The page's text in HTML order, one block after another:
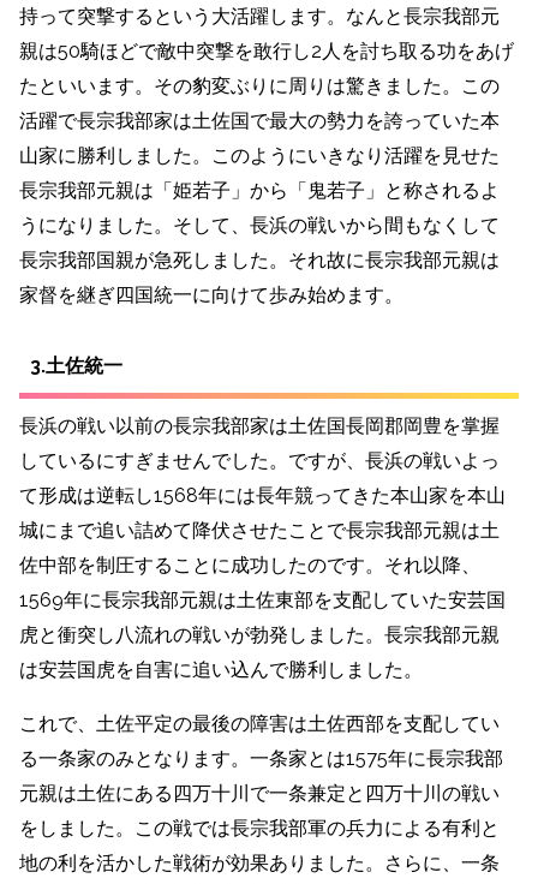
持って突撃するという大活躍します。 なんと長宗我部元
親は50騎ほどで敵中突撃を敢行し2人を討ち取る功をあげ
たといいます。その豹変ぶりに周りは驚きました。この
活躍で長宗我部家は土佐国で最大の勢力を誇っていた本
山家に勝利しました。このようにいきなり活躍を見せた
長宗我部元親は「姫若子」から「鬼若子」と称されるよ
うになりました。そして、長浜の戦いから間もなくして
長宗我部国親が急死しました。それ故に長宗我部元親は
家督を継ぎ四国統一に向けて歩み始めます。
3.土佐統一
長浜の戦い以前の長宗我部家は土佐国長岡郡岡豊を掌握
しているにすぎませんでした。ですが、長浜の戦いよっ
て形成は逆転し1568年には長年競ってきた本山家を本山
城にまで追い詰めて降伏させたことで長宗我部元親は土
佐中部を制圧することに成功したのです。 それ以降、
1569年に長宗我部元親は土佐東部を支配していた安芸国
虎と衝突し八流れの戦いが勃発しました。長宗我部元親
は安芸国虎を自害に追い込んで勝利しました。
これで、土佐平定の最後の障害は土佐西部を支配してい
る一条家のみとなります。一条家とは1575年に長宗我部
元親は土佐にある四万十川で一条兼定と四万十川の戦い
をしました。この戦では長宗我部軍の兵力による有利と
地の利を活かした戦術が効果ありました。さらに、一条